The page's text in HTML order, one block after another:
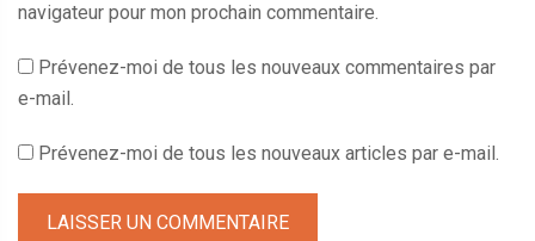
navigateur pour mon prochain commentaire.
Prévenez-moi de tous les nouveaux commentaires par
e-mail.
Prévenez-moi de tous les nouveaux articles par e-mail.